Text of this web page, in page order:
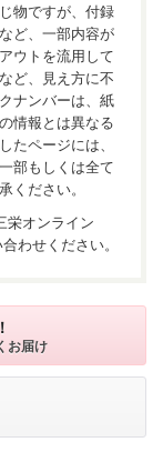
物ですが、付録
ど、一部内容が
ウトを流用して
ど、見え方に不
ナンバーは、紙
情報とは異なる
たページには、
部もしくは全て
ください。
栄オンライン
わせください。
お届け